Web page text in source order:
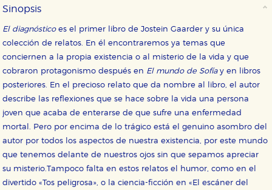
Sinopsis
El diagnósticoes el primer libro de Jostein Gaarder y su única
colección de relatos. En él encontraremos ya temas que
conciernen a la propia existencia o al misterio de la vida y que
cobraron protagonismo después en El mundo de Sofíay en libros
posteriores. En el precioso relato que da nombre al libro, el autor
describe las reflexiones que se hace sobre la vida una persona
joven que acaba de enterarse de que sufre una enfermedad
mortal. Pero por encima de lo trágico está el genuino asombro del
autor por todos los aspectos de nuestra existencia, por este mundo
que tenemos delante de nuestros ojos sin que sepamos apreciar
su misterio.Tampoco falta en estos relatos el humor, como en el
divertido «Tos peligrosa», o la ciencia-ficción en «El escáner del